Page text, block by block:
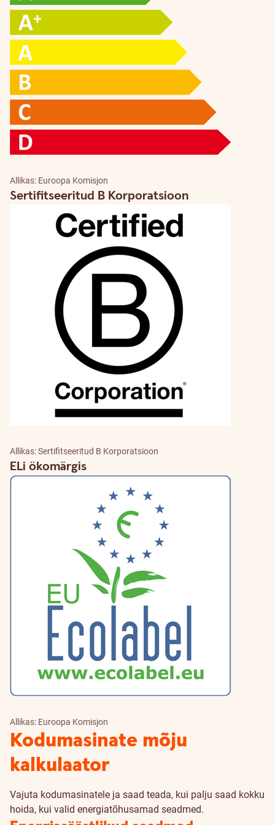
Allikas: Euroopa Komisjon
Sertifitseeritud B Korporatsioon
Allikas: Sertifitseeritud B Korporatsioon
ELi ökomärgis
Allikas: Euroopa Komisjon
Kodumasinate mõju
kalkulaator
Vajuta kodumasinatele ja saad teada, kui palju saad kokku
hoida, kui valid energiatõhusamad seadmed.